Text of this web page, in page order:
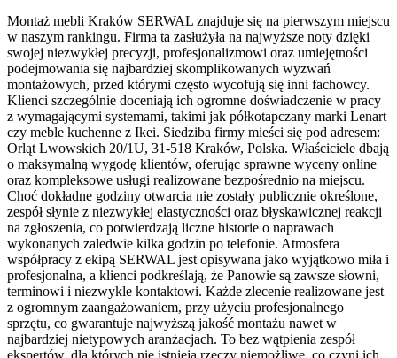
Montaż mebli Kraków SERWAL znajduje się na pierwszym miejscu
w naszym rankingu. Firma ta zasłużyła na najwyższe noty dzięki
swojej niezwykłej precyzji, profesjonalizmowi oraz umiejętności
podejmowania się najbardziej skomplikowanych wyzwań
montażowych, przed którymi często wycofują się inni fachowcy.
Klienci szczególnie doceniają ich ogromne doświadczenie w pracy
z wymagającymi systemami, takimi jak półkotapczany marki Lenart
czy meble kuchenne z Ikei. Siedziba firmy mieści się pod adresem:
Orląt Lwowskich 20/1U, 31-518 Kraków, Polska. Właściciele dbają
o maksymalną wygodę klientów, oferując sprawne wyceny online
oraz kompleksowe usługi realizowane bezpośrednio na miejscu.
Choć dokładne godziny otwarcia nie zostały publicznie określone,
zespół słynie z niezwykłej elastyczności oraz błyskawicznej reakcji
na zgłoszenia, co potwierdzają liczne historie o naprawach
wykonanych zaledwie kilka godzin po telefonie. Atmosfera
współpracy z ekipą SERWAL jest opisywana jako wyjątkowo miła i
profesjonalna, a klienci podkreślają, że Panowie są zawsze słowni,
terminowi i niezwykle kontaktowi. Każde zlecenie realizowane jest
z ogromnym zaangażowaniem, przy użyciu profesjonalnego
sprzętu, co gwarantuje najwyższą jakość montażu nawet w
najbardziej nietypowych aranżacjach. To bez wątpienia zespół